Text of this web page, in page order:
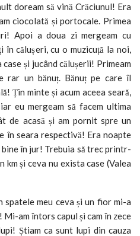
doream să vină Crăciunul! Era
ciocolată și portocale. Primea
Apoi a doua zi mergeam cu
călușeri, cu o muzicuță la noi,
și jucând călușerii! Primeam
rar un bănuț. Bănuț pe care îl
Țin minte și acum aceea seară,
eu mergeam să facem ultima
de acasă și am pornit spre un
în seara respectivă! Era noapte
bine în jur! Trebuia să trec printr-
km și ceva nu exista case (Valea
spatele meu ceva și un fior mi-a
am întors capul și cam în zece
Știam ca sunt lupi din cauza